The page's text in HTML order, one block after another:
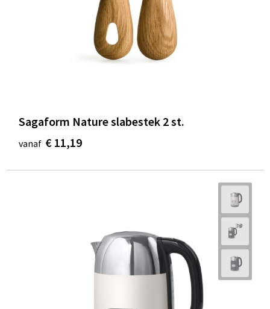
Sagaform Nature slabestek 2 st.
vanaf € 11,19